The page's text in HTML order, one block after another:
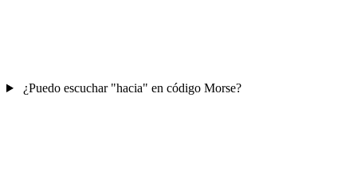
¿Puedo escuchar "hacia" en código Morse?